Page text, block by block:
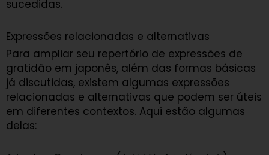
sucedidas.
Expressões relacionadas e alternativas
Para ampliar seu repertório de expressões de
gratidão em japonês, além das formas básicas
já discutidas, existem algumas expressões
relacionadas e alternativas que podem ser úteis
em diferentes contextos. Aqui estão algumas
delas: